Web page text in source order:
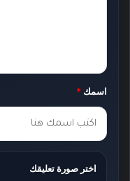
ك
*
اسمك *
اختر صورة تعليقك